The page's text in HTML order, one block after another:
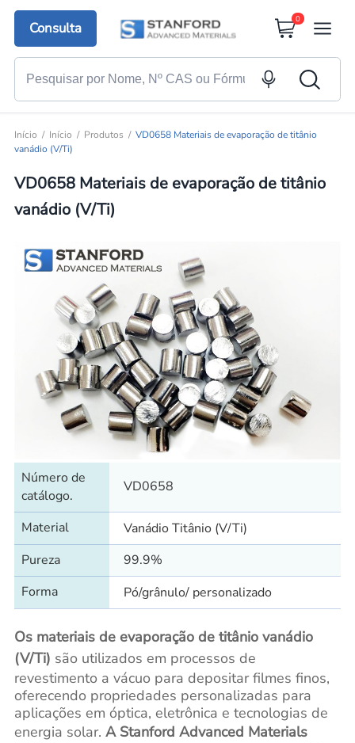
Consulta
0
Início Início Produtos
VD0658 Materiais de evaporação de titânio
vanádio (V/Ti)
VD0658 Materiais de evaporação de titânio
vanádio (V/Ti)
Número de
catálogo.
VD0658
Material
Vanádio Titânio (V/Ti)
Pureza
99.9%
Forma
Pó/grânulo/ personalizado
Os materiais de evaporação de titânio vanádio
(V/Ti) são utilizados em processos de
revestimento a vácuo para depositar filmes finos,
oferecendo propriedades personalizadas para
aplicações em óptica, eletrônica e tecnologias de
energia solar. A Stanford Advanced Materials